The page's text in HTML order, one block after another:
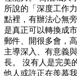
所說的「深度工作
點裡，有辦法心無
是真正可以轉換成
郵件、開很多會，
主導深入、有意義
長。 沒有人是完美
他人或許正在羨慕